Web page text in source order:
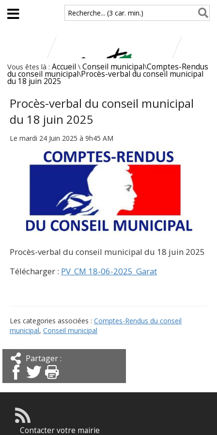
Aller au contenu principal
Recherche... (3 car. min.)
Vous êtes là : Accueil \ Conseil municipal\Comptes-Rendus
du conseil municipal\Procès-verbal du conseil municipal
du 18 juin 2025
Procès-verbal du conseil municipal
du 18 juin 2025
Le mardi 24 Juin 2025 à 9h45 AM
Procès-verbal du conseil municipal du 18 juin 2025
Télécharger : PV_CM 18-06-2025_Garat
Les categories associées : Comptes-Rendus du conseil
municipal, Conseil municipal
Partager :
Contacter votre mairie